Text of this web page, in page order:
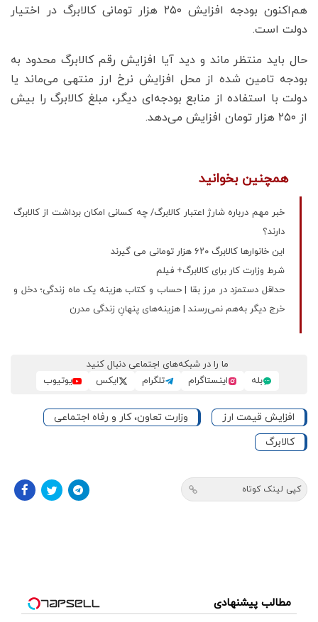
هم‌اکنون بودجه افزایش ۲۵۰ هزار تومانی کالابرگ در اختیار
دولت است.
حال باید منتظر ماند و دید آیا افزایش رقم کالابرگ محدود به
بودجه تامین شده از محل افزایش نرخ ارز منتهی می‌ماند یا
دولت با استفاده از منابع بودجه‌ای دیگر، مبلغ کالابرگ را بیش
از ۲۵۰ هزار تومان افزایش می‌دهد.
همچنین بخوانید
خبر مهم درباره شارژ اعتبار کالابرگ/ چه کسانی امکان برداشت از کالابرگ
دارند؟
این خانوارها کالابرگ ۶۲۰ هزار تومانی می گیرند
شرط وزارت کار برای کالابرگ+ فیلم
حداقل دستمزد در مرز بقا | حساب‌ و کتاب هزینه‌ یک ماه زندگی؛ دخل‌ و
خرج دیگر به‌هم نمی‌رسند | هزینه‌های پنهانِ زندگی مدرن
ما را در شبکه‌های اجتماعی دنبال کنید
بله
اینستاگرام تلگرام ایکس یوتیوب
افزایش قیمت ارز
وزارت تعاون، کار و رفاه اجتماعی
کالابرگ
کپی لینک کوتاه
مطالب پیشنهادی